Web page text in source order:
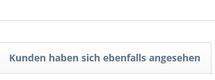
Kunden haben sich ebenfalls angesehen